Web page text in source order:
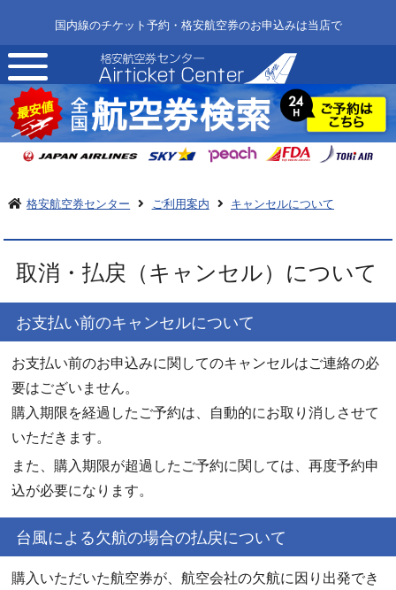
国内線のチケット予約・格安航空券のお申込みは当店で
toggle
navigation
格安航空券センター ご利用案内 キャンセルについて
取消・払戻（キャンセル）について
お支払い前のキャンセルについて
お支払い前のお申込みに関してのキャンセルはご連絡の必
要はございません。
購入期限を経過したご予約は、自動的にお取り消しさせて
いただきます。
また、購入期限が超過したご予約に関しては、再度予約申
込が必要になります。
台風による欠航の場合の払戻について
購入いただいた航空券が、航空会社の欠航に因り出発でき